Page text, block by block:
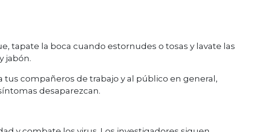
tapate la boca cuando estornudes o tosas y lavate las
jabón.
tus compañeros de trabajo y al público en general,
desaparezcan.